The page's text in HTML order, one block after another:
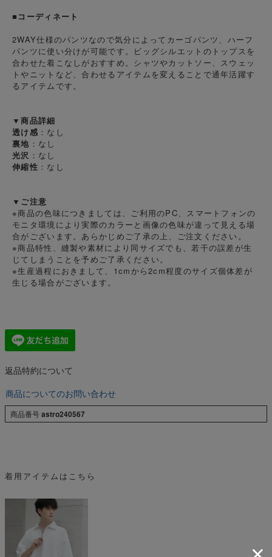
■コーディネート
2WAY仕様のパンツなので気分によってカーゴパンツ、ハーフ
パンツに使い分けが可能です。ビッグシルエットのトップスを
合わせた着こなしがおすすめ。シャツやカットソー、スウェッ
トやニットなど、合わせるアイテムを変えることで通年活躍す
るアイテムです。
▼商品詳細
透け感 ：なし
裏地 ：なし
光沢 ：なし
伸縮性 ：なし
▼ご注意
※商品の色味につきましては、ご利用のPC、スマートフォンの
モニタ環境により実際のカラーと画像の色味が違って見える場
合がございます。あらかじめご了承の上、ご注文ください。
※商品特性、縫製や素材により同サイズでも、若干の誤差が生
じてしまうことを予めご了承ください。
※生産過程におきまして、1cmから2cm程度のサイズ個体差が
生じる場合がございます。
返品特約について
商品についてのお問い合わせ
商品番号astro240567
着用アイテムはこちら